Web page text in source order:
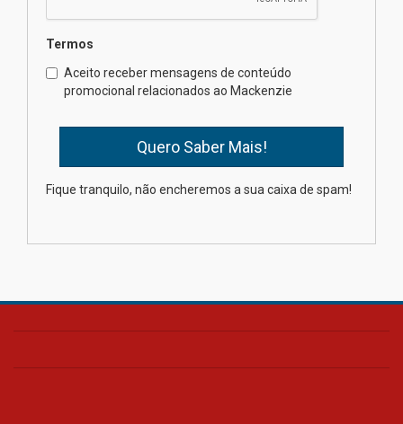
Brasília prepara seus
estudantes para o PAS antes
mesmo do Ensino Médio
na educação dos filhos além da
Termos
Aceito receber mensagens de conteúdo
promocional relacionados ao Mackenzie
Fique tranquilo, não encheremos a sua caixa de spam!